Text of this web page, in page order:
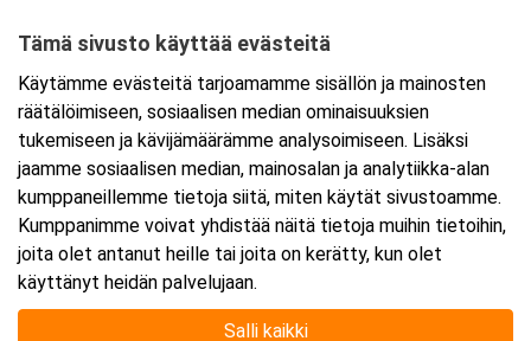
Ajankohta
Alkaa:31.3.2025 08:30
Päättyy:31.3.2025 11:45
Lisää tapahtuma kalenteriisi
Tämä sivusto käyttää evästeitä
Käytämme evästeitä tarjoamamme sisällön ja mainosten
räätälöimiseen, sosiaalisen median ominaisuuksien
tukemiseen ja kävijämäärämme analysoimiseen. Lisäksi
jaamme sosiaalisen median, mainosalan ja analytiikka-alan
kumppaneillemme tietoja siitä, miten käytät sivustoamme.
Kumppanimme voivat yhdistää näitä tietoja muihin tietoihin,
joita olet antanut heille tai joita on kerätty, kun olet
käyttänyt heidän palvelujaan.
Salli kaikki